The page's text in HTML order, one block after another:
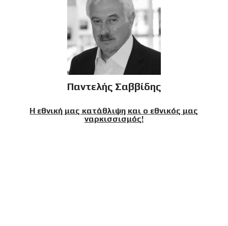
Παντελής Σαββίδης
Η εθνική μας κατάθλιψη και ο εθνικός μας
ναρκισσισμός!